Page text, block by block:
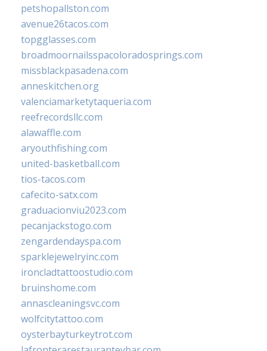
petshopallston.com
avenue26tacos.com
topgglasses.com
broadmoornailsspacoloradosprings.com
missblackpasadena.com
anneskitchen.org
valenciamarketytaqueria.com
reefrecordsllc.com
alawaffle.com
aryouthfishing.com
united-basketball.com
tios-tacos.com
cafecito-satx.com
graduacionviu2023.com
pecanjackstogo.com
zengardendayspa.com
sparklejewelryinc.com
ironcladtattoostudio.com
bruinshome.com
annascleaningsvc.com
wolfcitytattoo.com
oysterbayturkeytrot.com